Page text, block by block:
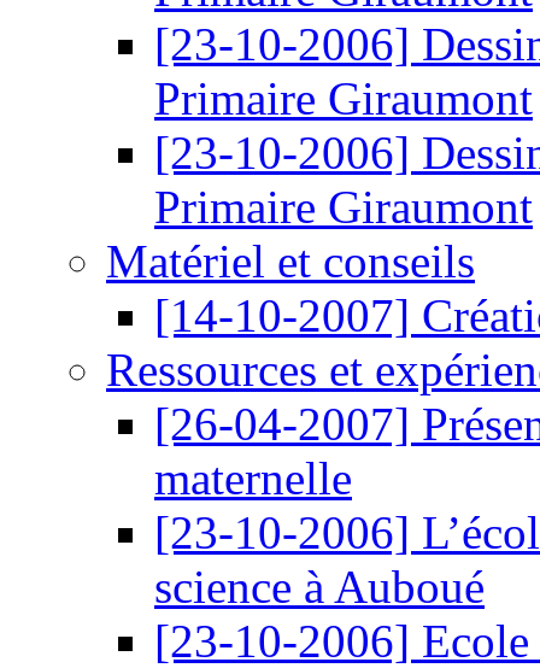
[23-10-2006]
Primaire Giraumont
[23-10-2006]
Primaire Giraumont
Matériel et conseils
[14-10-2007]
Ressources et
[26-04-2007]
maternelle
[23-10-2006]
science à Auboué
[23-10-2006] Ecole